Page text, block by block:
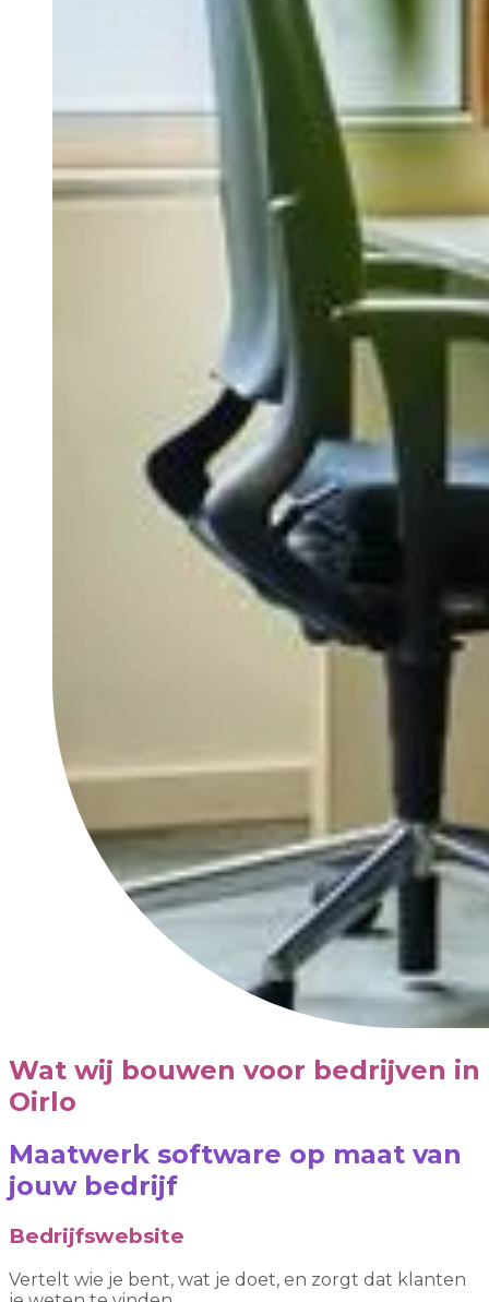
Wat wij bouwen voor bedrijven in
Oirlo
Maatwerk software op maat van
jouw bedrijf
Bedrijfswebsite
Vertelt wie je bent, wat je doet, en zorgt dat klanten